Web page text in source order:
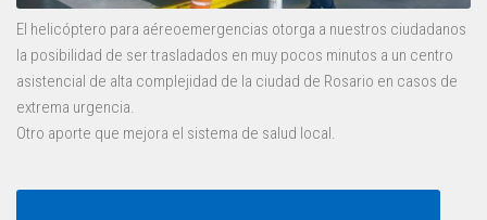
El helicóptero para aéreoemergencias otorga a nuestros ciudadanos
la posibilidad de ser trasladados en muy pocos minutos a un centro
asistencial de alta complejidad de la ciudad de Rosario en casos de
extrema urgencia.
Otro aporte que mejora el sistema de salud local.